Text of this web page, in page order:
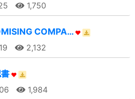
1,750
COMPA…
2,132
1,984